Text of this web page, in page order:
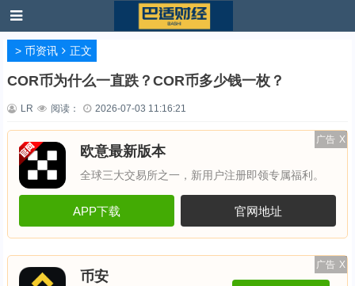
> 币资讯 正文
COR币为什么一直跌？COR币多少钱一枚？
LR 阅读： 2026-07-03 11:16:21
广告 X
欧意最新版本
全球三大交易所之一，新用户注册即领专属福利。
APP下载 官网地址
广告 X
币安